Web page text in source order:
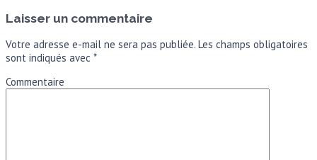
Laisser un commentaire
Votre adresse e-mail ne sera pas publiée. Les champs obligatoires
sont indiqués avec *
Commentaire